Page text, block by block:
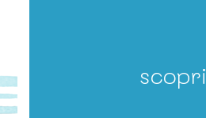
scopri